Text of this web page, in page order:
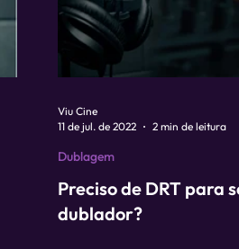
Preciso de DRT para
dublador?
Dublagem
Viu Cine
11 de jul. de 2022
2 min de leitura